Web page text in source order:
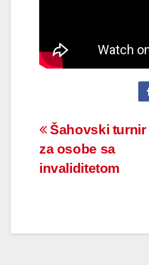
Navigacija
članaka
Šahovski turnir
za osobe sa
invaliditetom